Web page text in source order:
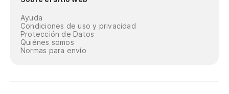
Ayuda
Condiciones de uso y privacidad
Protección de Datos
Quiénes somos
Normas para envío